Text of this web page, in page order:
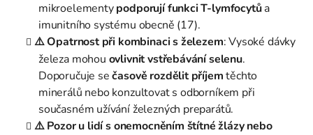
mikroelementypodporují funkci T-lymfocytůa
imunitního systému obecně (17).
⚠️ Opatrnost při kombinaci s železem: Vysoké dávky
železa mohou ovlivnit vstřebávání selenu.
Doporučuje sečasově rozdělit příjemtěchto
minerálů nebo konzultovat s odborníkem při
současném užívání železných preparátů.
⚠️ Pozor u lidí s onemocněním štítné žlázy nebo